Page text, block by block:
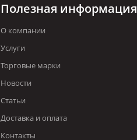
Полезная информация
О компании
Услуги
Торговые марки
Новости
Статьи
Доставка и оплата
Контакты